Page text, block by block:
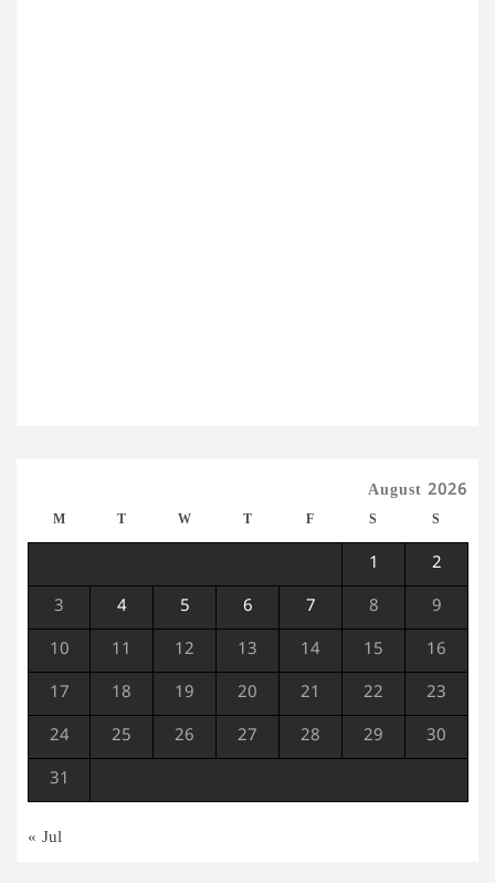
August 2026
M T W T F S S
1 2
3 4 5 6 7 8 9
10 11 12 13 14 15 16
17 18 19 20 21 22 23
24 25 26 27 28 29 30
31
« Jul